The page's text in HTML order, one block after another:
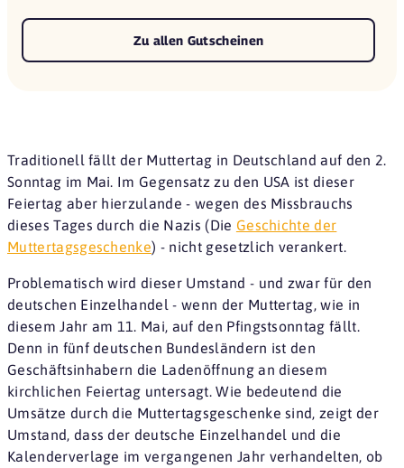
Zu allen Gutscheinen
Traditionell fällt der Muttertag in Deutschland auf den 2.
Sonntag im Mai. Im Gegensatz zu den USA ist dieser
Feiertag aber hierzulande - wegen des Missbrauchs
dieses Tages durch die Nazis (Die Geschichte der
Muttertagsgeschenke) - nicht gesetzlich verankert.
Problematisch wird dieser Umstand - und zwar für den
deutschen Einzelhandel - wenn der Muttertag, wie in
diesem Jahr am 11. Mai, auf den Pfingstsonntag fällt.
Denn in fünf deutschen Bundesländern ist den
Geschäftsinhabern die Ladenöffnung an diesem
kirchlichen Feiertag untersagt. Wie bedeutend die
Umsätze durch die Muttertagsgeschenke sind, zeigt der
Umstand, dass der deutsche Einzelhandel und die
Kalenderverlage im vergangenen Jahr verhandelten, ob